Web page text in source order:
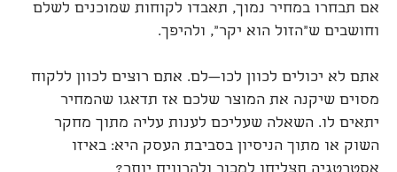
אם תבחרו במחיר נמוך, תאבדו לקוחות שמוכנים לשלם
וחושבים ש"הזול הוא יקר", ולהיפך.
אתם לא יכולים לכוון לכו—לם. אתם רוצים לכוון ללקוח
מסוים שיקנה את המוצר שלכם אז תדאגו שהמחיר
יתאים לו. השאלה שעליכם לענות עליה מתוך מחקר
השוק או מתוך הניסיון בסביבת העסק היא: באיזו